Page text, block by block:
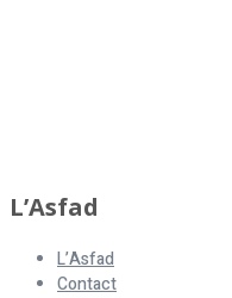
L’Asfad
L’Asfad
Contact